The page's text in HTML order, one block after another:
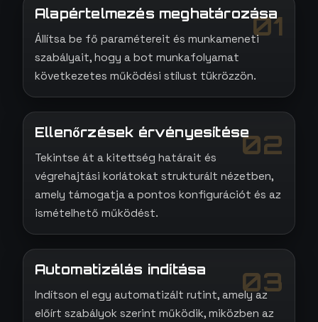
01
Alapértelmezés meghatározása
Állítsa be fő paramétereit és munkameneti
szabályait, hogy a bot munkafolyamat
következetes működési stílust tükrözzön.
02
Ellenőrzések érvényesítése
Tekintse át a kitettség határait és
végrehajtási korlátokat strukturált nézetben,
amely támogatja a pontos konfigurációt és az
ismételhető működést.
03
Automatizálás indítása
Indítson el egy automatizált rutint, amely az
előírt szabályok szerint működik, miközben az